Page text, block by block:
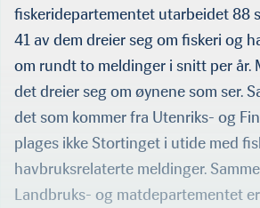
fiskeridepartementet utarbeidet 88
41 av dem dreier seg om fiskeri og
om rundt to meldinger i snitt per år.
det dreier seg om øynene som ser.
det som kommer fra Utenriks- og
plages ikke Stortinget i utide med
havbruksrelaterte meldinger.
Landbruks- og matdepartementet